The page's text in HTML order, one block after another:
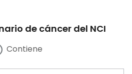
de cáncer del NCI
Contiene